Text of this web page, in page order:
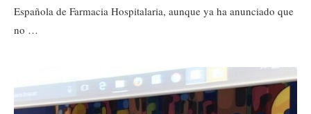
Española de Farmacia Hospitalaria, aunque ya ha anunciado que
no …